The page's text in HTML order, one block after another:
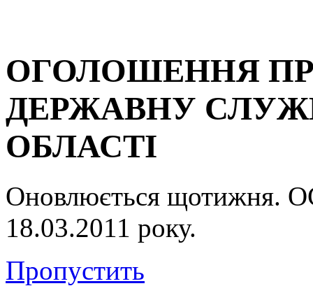
ОГОЛОШЕННЯ
ДЕРЖАВНУ
ОБЛАСТІ
Оновлюється
18.03.2011 року.
Пропустить